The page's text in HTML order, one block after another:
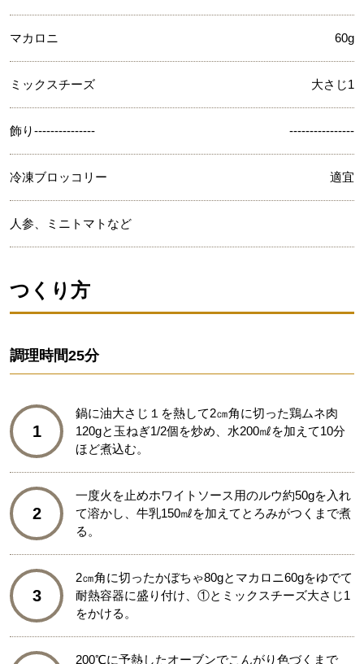
マカロニ 60g
ミックスチーズ 大さじ1
飾り--------------- ----------------
冷凍ブロッコリー 適宜
人参、ミニトマトなど
つくり方
調理時間25分
1
鍋に油大さじ１を熱して2㎝角に切った鶏ムネ肉
120gと玉ねぎ1/2個を炒め、水200㎖を加えて10分
ほど煮込む。
2
一度火を止めホワイトソース用のルウ約50gを入れ
て溶かし、牛乳150㎖を加えてとろみがつくまで煮
る。
3
2㎝角に切ったかぼちゃ80gとマカロニ60gをゆでて
耐熱容器に盛り付け、①とミックスチーズ大さじ1
をかける。
200℃に予熱したオーブンでこんがり色づくまで